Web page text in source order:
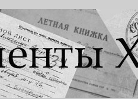
Перейти к
основному